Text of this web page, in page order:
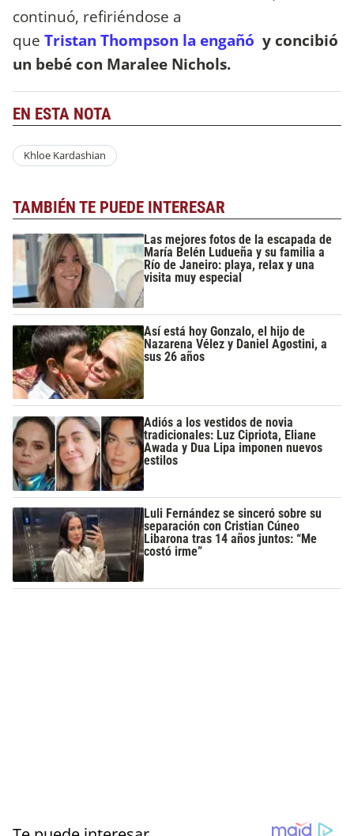
continuó, refiriéndose a
que Tristan Thompson la engañó y concibió
un bebé con Maralee Nichols.
EN ESTA NOTA
Khloe Kardashian
TAMBIÉN TE PUEDE INTERESAR
Las mejores fotos de la escapada de
María Belén Ludueña y su familia a
Río de Janeiro: playa, relax y una
visita muy especial
Así está hoy Gonzalo, el hijo de
Nazarena Vélez y Daniel Agostini, a
sus 26 años
Adiós a los vestidos de novia
tradicionales: Luz Cipriota, Eliane
Awada y Dua Lipa imponen nuevos
estilos
Luli Fernández se sinceró sobre su
separación con Cristian Cúneo
Libarona tras 14 años juntos: “Me
costó irme”